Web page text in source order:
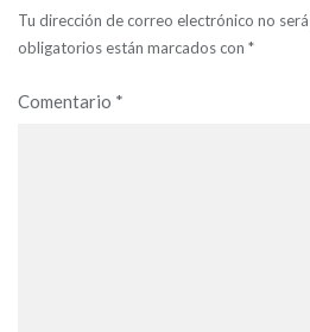
Tu dirección de correo electrónico no
obligatorios están marcados con *
Comentario *